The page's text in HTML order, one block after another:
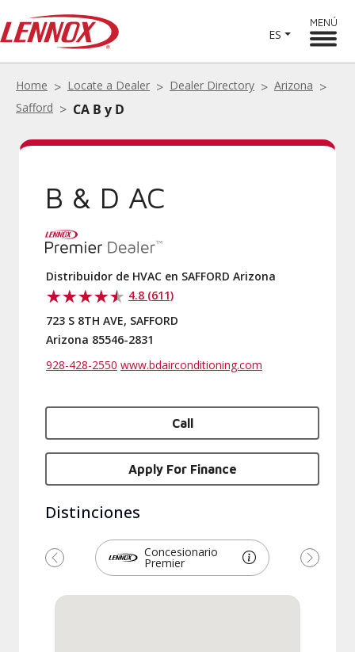
ES
MENÚ
Home Locate a Dealer Dealer Directory
Arizona
Safford
CA B y D
B & D AC
Distribuidor de HVAC en SAFFORD Arizona
4.8 (611)
723 S 8TH AVE, SAFFORD
Arizona 85546-2831
928-428-2550 www.bdairconditioning.com
Call
Apply For Finance
Distinciones
Concesionario
Premier
Previous Next